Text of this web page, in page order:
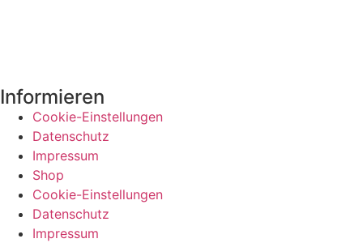
Informieren
Cookie-Einstellungen
Datenschutz
Impressum
Shop
Cookie-Einstellungen
Datenschutz
Impressum